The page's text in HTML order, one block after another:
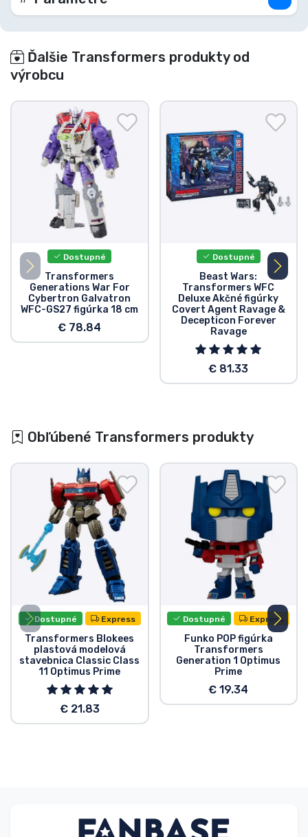
od dostupnosti)
Ďalšie Transformers produkty od
výrobcu
Dostupné
Transformers
Generations War For
Cybertron Galvatron
WFC-GS27 figúrka 18 cm
€ 78.84
Dostupné
Beast Wars:
Transformers WFC
Deluxe Akčné figúrky
Covert Agent Ravage &
Decepticon Forever
Ravage
€ 81.33
Obľúbené Transformers produkty
Dostupné Express
Transformers Blokees
plastová modelová
stavebnica Classic Class
11 Optimus Prime
€ 21.83
Dostupné Express
Funko POP figúrka
Transformers
Generation 1 Optimus
Prime
€ 19.34